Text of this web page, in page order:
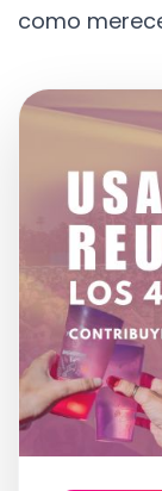
como